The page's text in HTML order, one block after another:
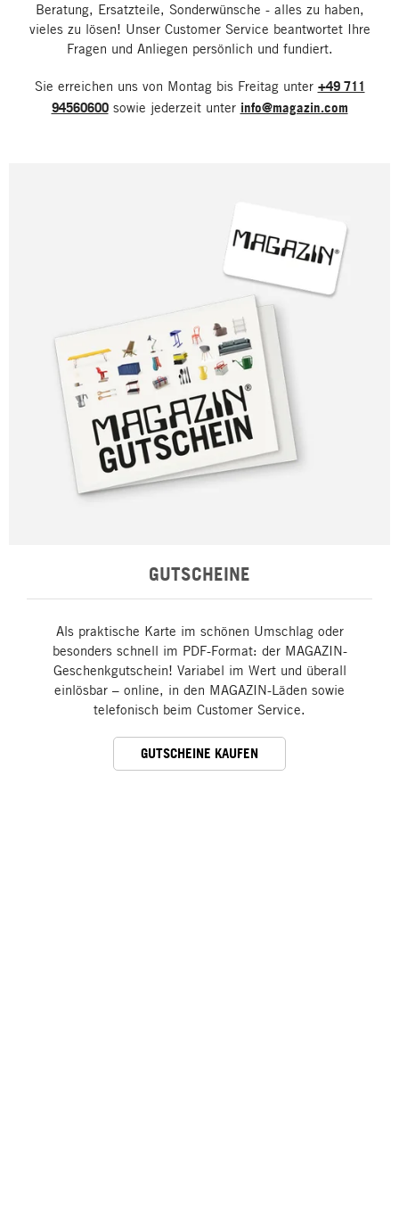
Beratung, Ersatzteile, Sonderwünsche - alles zu haben,
vieles zu lösen! Unser Customer Service beantwortet Ihre
Fragen und Anliegen persönlich und fundiert.
Sie erreichen uns von Montag bis Freitag unter +49 711
94560600sowie jederzeit unter info@magazin.com
GUTSCHEINE
Als praktische Karte im schönen Umschlag oder
besonders schnell im PDF-Format: der MAGAZIN-
Geschenkgutschein! Variabel im Wert und überall
einlösbar – online, in den MAGAZIN-Läden sowie
telefonisch beim Customer Service.
GUTSCHEINE KAUFEN